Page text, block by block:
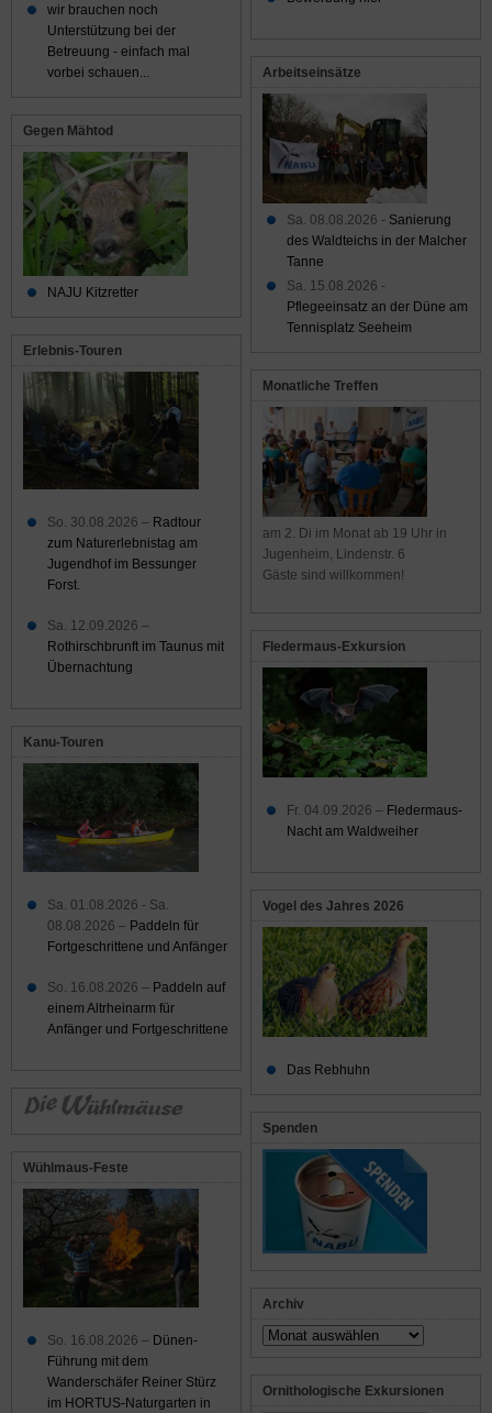
Arbeitseinsätze
Sa. 08.08.2026 - Sanierung
des Waldteichs in der Malcher
Tanne
Sa. 15.08.2026 -
Pflegeeinsatz an der Düne am
Tennisplatz Seeheim
Monatliche Treffen
am 2. Di im Monat ab 19 Uhr in
Jugenheim, Lindenstr. 6
Gäste sind willkommen!
Fledermaus-Exkursion
Fr. 04.09.2026 – Fledermaus-
Nacht am Waldweiher
Vogel des Jahres 2026
Das Rebhuhn
Spenden
Archiv
Archiv
Ornithologische Exkursionen
wir brauchen noch
Unterstützung bei der
Betreuung - einfach mal
vorbei schauen...
Gegen Mähtod
NAJU Kitzretter
Erlebnis-Touren
So. 30.08.2026 – Radtour
zum Naturerlebnistag am
Jugendhof im Bessunger
Forst.
Sa. 12.09.2026 –
Rothirschbrunft im Taunus mit
Übernachtung
Kanu-Touren
Sa. 01.08.2026 - Sa.
08.08.2026 – Paddeln für
Fortgeschrittene und Anfänger
So. 16.08.2026 – Paddeln auf
einem Altrheinarm für
Anfänger und Fortgeschrittene
Wühlmaus-Feste
So. 16.08.2026 – Dünen-
Führung mit dem
Wanderschäfer Reiner Stürz
im HORTUS-Naturgarten in